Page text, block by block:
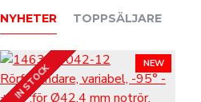
NYHETER TOPPSÄLJARE
NEW
IN STOCK